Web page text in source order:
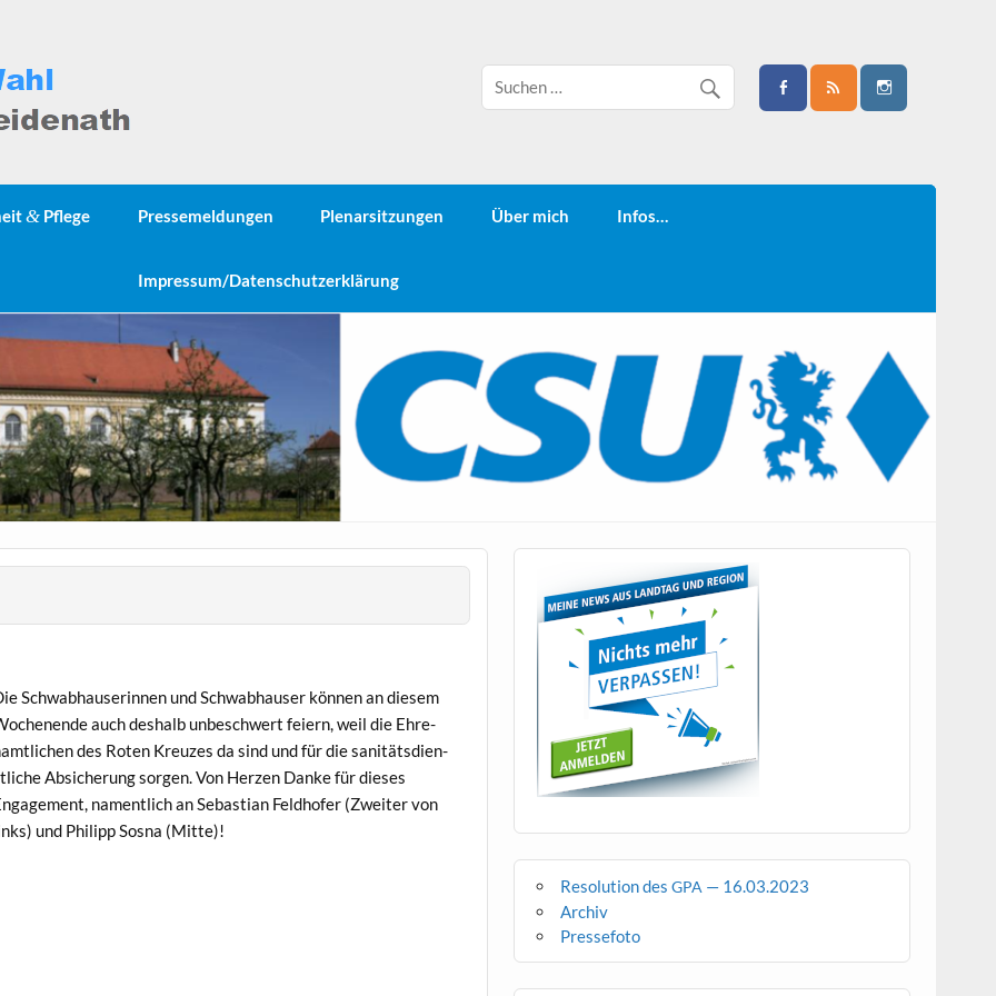
& Pflege Pressemeldungen Plenarsitzungen Über mich Infos…
Impressum/Datenschutzerklärung
Schwab­hauserin­nen und Schwab­hauser kön­nen an diesem
auch deshalb unbeschw­ert feiern, weil die Ehre­
des Roten Kreuzes da sind und für die san­itäts­di­en­
Absicherung sor­gen. Von Herzen Danke für dieses
namentlich an Sebas­t­ian Feld­hofer (Zweit­er von
und Philipp Sos­na (Mitte)!
Resolution desGPA — 16.03.2023
Archiv
Pressefoto